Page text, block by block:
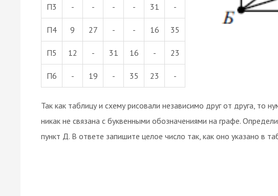
П3 - - - - 31 -
П4 9 27 - - 16 35
П5 12 - 31 16 - 23
П6 - 19 - 35 23 -
Так как таблицу и схему рисовали независимо друг от друга, то
никак не связана с буквенными обозначениями на графе.
пункт Д. В ответе запишите целое число так, как оно указано в